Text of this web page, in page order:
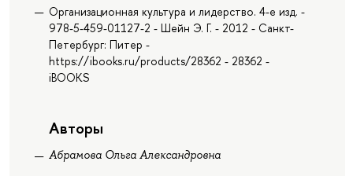
Организационная культура и лидерство. 4-е изд. -
978-5-459-01127-2 - Шейн Э. Г. - 2012 - Санкт-
Петербург: Питер -
https://ibooks.ru/products/28362 - 28362 -
iBOOKS
Авторы
Абрамова Ольга Александровна